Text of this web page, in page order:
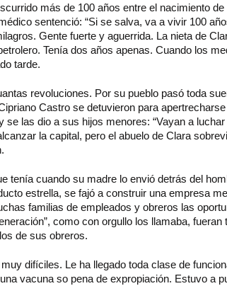
más de 100 años entre el nacimiento
sentenció: “Si se salva, va a vivir 100
Gente fuerte y aguerrida. La nieta de
Tenía dos años apenas. Cuando los
tarde.
revoluciones. Por su pueblo pasó toda
Castro se detuvieron para
las dio a sus hijos menores: “Vayan a luchar
la capital, pero el abuelo de Clara
tenía cuando su madre lo envió detrás del
estrella, se fajó a construir una empresa
familias de empleados y obreros las
como con orgullo los llamaba,
de sus obreros.
difíciles. Le ha llegado toda clase de
vacuna so pena de expropiación. Estuvo a